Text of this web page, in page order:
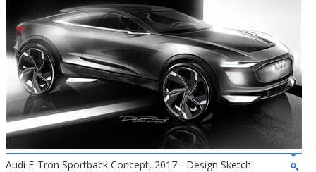
Audi E-Tron Sportback Concept, 2017 - Design Sketch